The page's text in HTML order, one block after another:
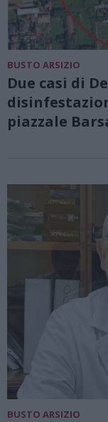
BUSTO ARSIZIO
Due casi di
piazzale
BUSTO ARSIZIO